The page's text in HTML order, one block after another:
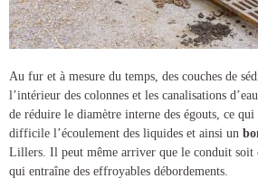
Au fur et à mesure du temps, des couches de
l’intérieur des colonnes et les canalisations
de réduire le diamètre interne des égouts, ce
difficile l’écoulement des liquides et ainsi un
Lillers . Il peut même arriver que le conduit soit
qui entraîne des effroyables débordements.